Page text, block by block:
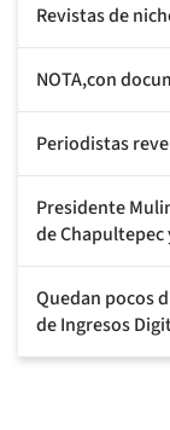
Revistas de
NOTA,con
Periodistas
Presidente
de Chapultepec
Quedan pocos
de Ingresos